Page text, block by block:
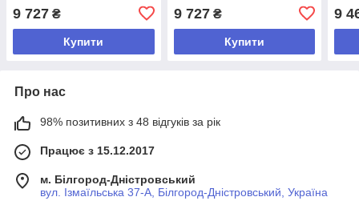
9 727 ₴
Купити
9 727₴
Купити
9
Про нас
98% позитивних з 48 відгуків за рік
Працює з 15.12.2017
м. Білгород-Дністровський
вул. Ізмаїльська 37-А, Білгород-Дністровський, Україна